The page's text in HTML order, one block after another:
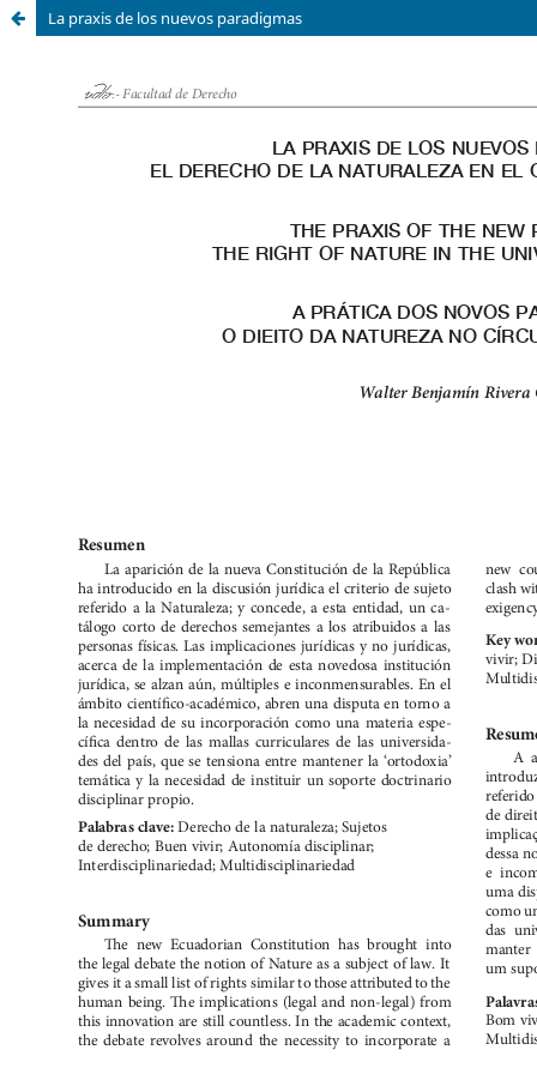
La praxis de los nuevos paradigmas